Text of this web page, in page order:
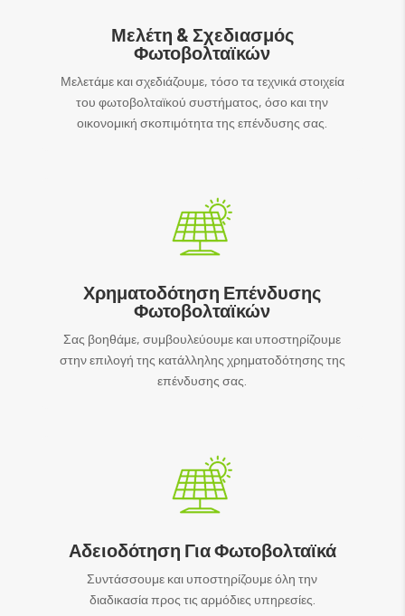
Μελέτη & Σχεδιασμός
Φωτοβολταϊκών
Μελετάμε και σχεδιάζουμε, τόσο τα τεχνικά στοιχεία
του φωτοβολταϊκού συστήματος, όσο και την
οικονομική σκοπιμότητα της επένδυσης σας.
Χρηματοδότηση Επένδυσης
Φωτοβολταϊκών
Σας βοηθάμε, συμβουλεύουμε και υποστηρίζουμε
στην επιλογή της κατάλληλης χρηματοδότησης της
επένδυσης σας.
Αδειοδότηση Για Φωτοβολταϊκά
Συντάσσουμε και υποστηρίζουμε όλη την
διαδικασία προς τις αρμόδιες υπηρεσίες.